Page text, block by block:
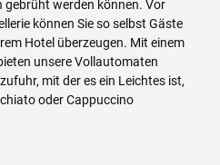
werden können. Vor
können Sie so selbst Gäste
Hotel überzeugen. Mit einem
unsere Vollautomaten
mit der es ein Leichtes ist,
oder Cappuccino